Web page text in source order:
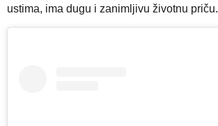
ustima, ima dugu i zanimljivu životnu priču.